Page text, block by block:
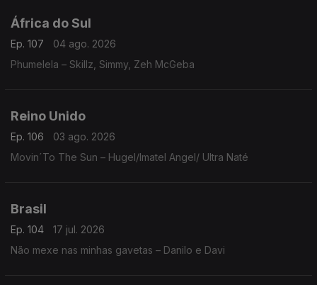
África do Sul
Ep. 107
04 ago. 2026
Phumelela – Skillz, Simmy, Zeh McGeba
Reino Unido
Ep. 106
03 ago. 2026
Movin´To The Sun – Hugel/Imatel Angel/ Ultra Naté
Brasil
Ep. 104
17 jul. 2026
Não mexe nas minhas gavetas – Danilo e Davi